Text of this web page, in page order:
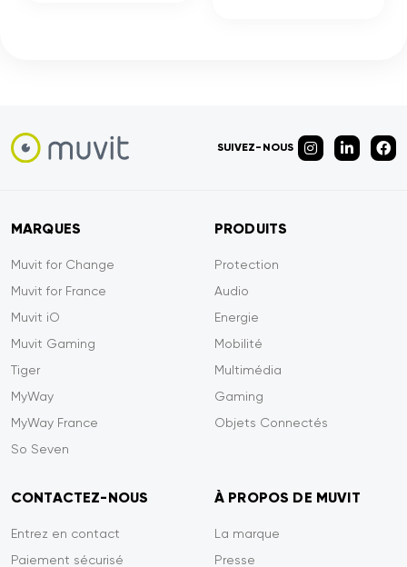
SUIVEZ-NOUS
MARQUES
Muvit for Change
Muvit for France
Muvit iO
Muvit Gaming
Tiger
MyWay
MyWay France
So Seven
PRODUITS
Protection
Audio
Energie
Mobilité
Multimédia
Gaming
Objets Connectés
CONTACTEZ-NOUS
Entrez en contact
Paiement sécurisé
À PROPOS DE MUVIT
La marque
Presse